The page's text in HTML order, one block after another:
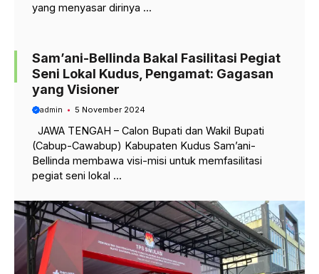
yang menyasar dirinya ...
Sam’ani-Bellinda Bakal Fasilitasi Pegiat
Seni Lokal Kudus, Pengamat: Gagasan
yang Visioner
admin 5 November 2024
JAWA TENGAH – Calon Bupati dan Wakil Bupati
(Cabup-Cawabup) Kabupaten Kudus Sam’ani-
Bellinda membawa visi-misi untuk memfasilitasi
pegiat seni lokal ...